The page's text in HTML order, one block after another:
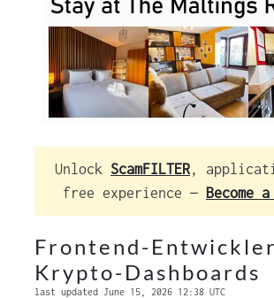
Unlock ScamFILTER,
free experience — Become a
Frontend-
Krypto-Dashboards
last updated June 15, 2026 12:38 UTC